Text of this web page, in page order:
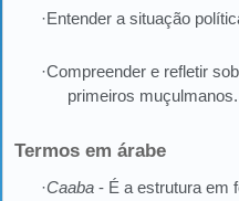
·Entender a situação
·Compreender e refletir
primeiros muçulmanos.
Termos em árabe
·Caaba - É a estrutura em